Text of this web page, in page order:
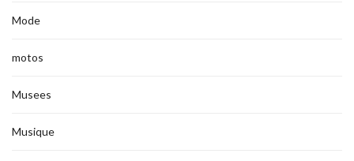
Mode
motos
Musees
Musique